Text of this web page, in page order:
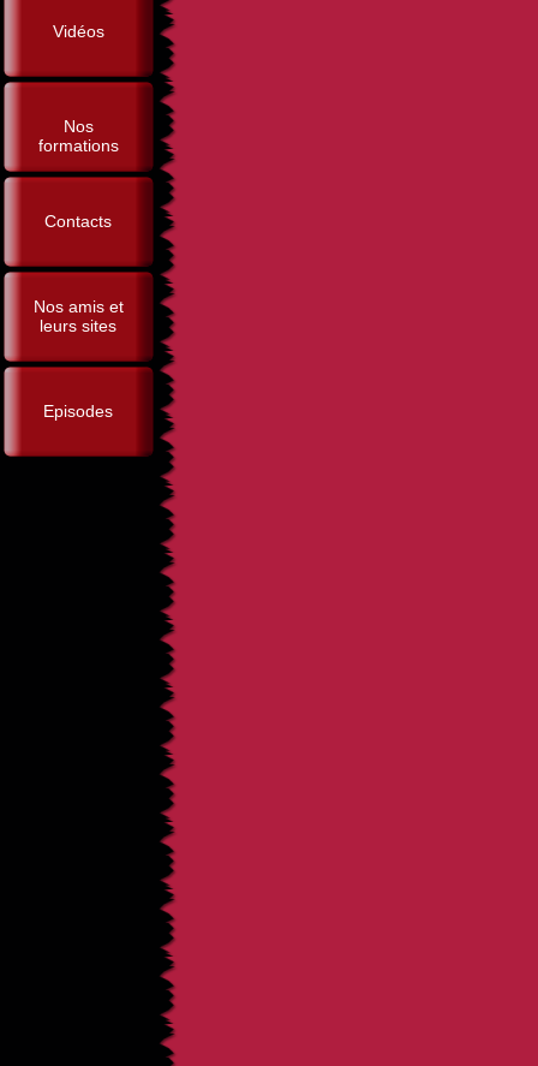
Vidéos
Nos
formations
Contacts
Nos amis et
leurs sites
Episodes